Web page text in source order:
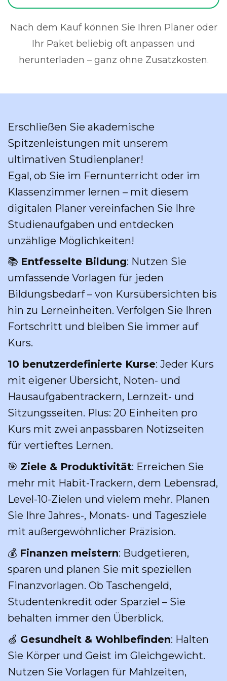
Nach dem Kauf können Sie Ihren Planer oder
Ihr Paket beliebig oft anpassen und
herunterladen – ganz ohne Zusatzkosten.
Erschließen Sie akademische
Spitzenleistungen mit unserem
ultimativen Studienplaner!
Egal, ob Sie im Fernunterricht oder im
Klassenzimmer lernen – mit diesem
digitalen Planer vereinfachen Sie Ihre
Studienaufgaben und entdecken
unzählige Möglichkeiten!
📚 Entfesselte Bildung: Nutzen Sie
umfassende Vorlagen für jeden
Bildungsbedarf – von Kursübersichten bis
hin zu Lerneinheiten. Verfolgen Sie Ihren
Fortschritt und bleiben Sie immer auf
Kurs.
10 benutzerdefinierte Kurse: Jeder Kurs
mit eigener Übersicht, Noten- und
Hausaufgabentrackern, Lernzeit- und
Sitzungsseiten. Plus: 20 Einheiten pro
Kurs mit zwei anpassbaren Notizseiten
für vertieftes Lernen.
🎯 Ziele & Produktivität: Erreichen Sie
mehr mit Habit-Trackern, dem Lebensrad,
Level-10-Zielen und vielem mehr. Planen
Sie Ihre Jahres-, Monats- und Tagesziele
mit außergewöhnlicher Präzision.
💰 Finanzen meistern: Budgetieren,
sparen und planen Sie mit speziellen
Finanzvorlagen. Ob Taschengeld,
Studentenkredit oder Sparziel – Sie
behalten immer den Überblick.
🍏 Gesundheit & Wohlbefinden: Halten
Sie Körper und Geist im Gleichgewicht.
Nutzen Sie Vorlagen für Mahlzeiten,